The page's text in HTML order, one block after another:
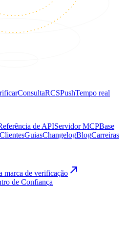
ConsultaRCSPushTempo real
de APIServidor MCPBase
ClientesGuiasChangelogBlogCarreiras
marca de verificação
de Confiança